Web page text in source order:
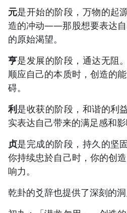
元是开始的阶段，万物的起
造的冲动——那股想要表达
的原始渴望。
亨是发展的阶段，通达无阻
顺应自己的本质时，创造的
碍。
利 是收获的阶段，和谐的利
实表达自己带来的满足感和影
贞是完成的阶段，持久的坚
你持续忠於自己时，你的创
响力。
乾卦的爻辞也提供了深刻的洞